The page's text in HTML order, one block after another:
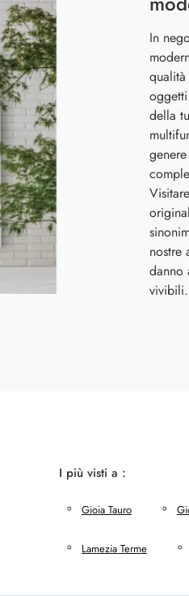
In
della
nostre
danno
vivibili.
I più visti a :
Gioia Tauro
Lamezia Terme